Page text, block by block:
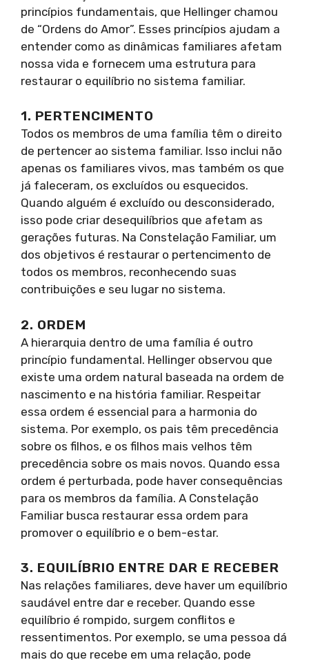
princípios fundamentais, que Hellinger chamou
de “Ordens do Amor”. Esses princípios ajudam a
entender como as dinâmicas familiares afetam
nossa vida e fornecem uma estrutura para
restaurar o equilíbrio no sistema familiar.
1. PERTENCIMENTO
Todos os membros de uma família têm o direito
de pertencer ao sistema familiar. Isso inclui não
apenas os familiares vivos, mas também os que
já faleceram, os excluídos ou esquecidos.
Quando alguém é excluído ou desconsiderado,
isso pode criar desequilíbrios que afetam as
gerações futuras. Na Constelação Familiar, um
dos objetivos é restaurar o pertencimento de
todos os membros, reconhecendo suas
contribuições e seu lugar no sistema.
2. ORDEM
A hierarquia dentro de uma família é outro
princípio fundamental. Hellinger observou que
existe uma ordem natural baseada na ordem de
nascimento e na história familiar. Respeitar
essa ordem é essencial para a harmonia do
sistema. Por exemplo, os pais têm precedência
sobre os filhos, e os filhos mais velhos têm
precedência sobre os mais novos. Quando essa
ordem é perturbada, pode haver consequências
para os membros da família. A Constelação
Familiar busca restaurar essa ordem para
promover o equilíbrio e o bem-estar.
3. EQUILÍBRIO ENTRE DAR E RECEBER
Nas relações familiares, deve haver um equilíbrio
saudável entre dar e receber. Quando esse
equilíbrio é rompido, surgem conflitos e
ressentimentos. Por exemplo, se uma pessoa dá
mais do que recebe em uma relação, pode